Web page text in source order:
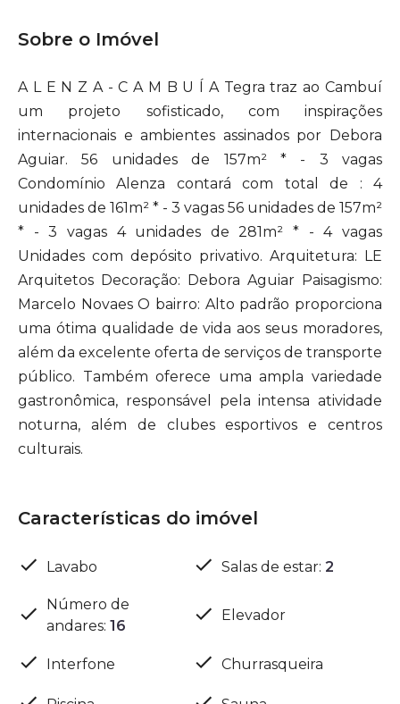
Sobre o Imóvel
A L E N Z A - C A M B U Í A Tegra traz ao Cambuí
um projeto sofisticado, com inspirações
internacionais e ambientes assinados por Debora
Aguiar. 56 unidades de 157m² * - 3 vagas
Condomínio Alenza contará com total de : 4
unidades de 161m² * - 3 vagas 56 unidades de 157m²
* - 3 vagas 4 unidades de 281m² * - 4 vagas
Unidades com depósito privativo. Arquitetura: LE
Arquitetos Decoração: Debora Aguiar Paisagismo:
Marcelo Novaes O bairro: Alto padrão proporciona
uma ótima qualidade de vida aos seus moradores,
além da excelente oferta de serviços de transporte
público. Também oferece uma ampla variedade
gastronômica, responsável pela intensa atividade
noturna, além de clubes esportivos e centros
culturais.
Características do imóvel
Lavabo Salas de estar: 2
Número de
andares: 16
Elevador
Interfone Churrasqueira